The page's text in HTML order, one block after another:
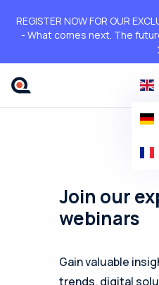
REGISTER NOW FOR OUR
- What comes next. The
Join our
webinars
Gain valuable
trends, digital